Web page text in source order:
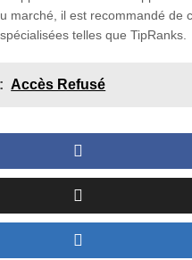
marché, il est recommandé de
telles que TipRanks.
Accès Refusé